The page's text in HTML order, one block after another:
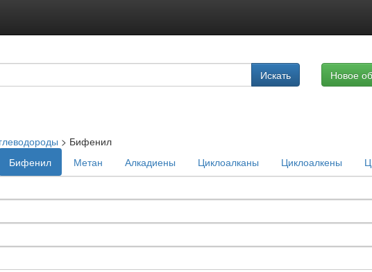
Искать Новое
> Бифенил
Бифенил Метан Алкадиены Циклоалканы Циклоалкены